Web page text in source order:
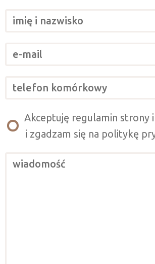
Akceptuję regulamin strony
i zgadzam się na politykę